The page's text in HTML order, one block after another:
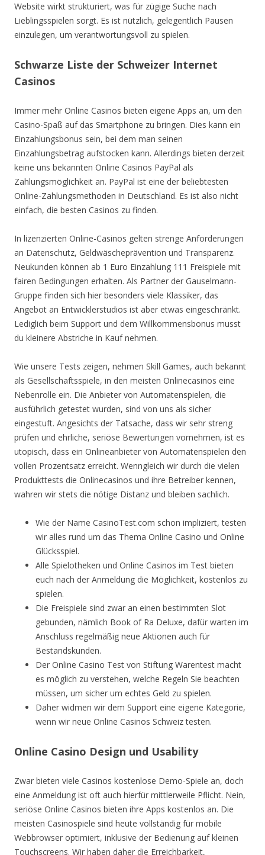
Website wirkt strukturiert, was für zügige Suche nach
Lieblingsspielen sorgt. Es ist nützlich, gelegentlich Pausen
einzulegen, um verantwortungsvoll zu spielen.
Schwarze Liste der Schweizer Internet
Casinos
Immer mehr Online Casinos bieten eigene Apps an, um den
Casino-Spaß auf das Smartphone zu bringen. Dies kann ein
Einzahlungsbonus sein, bei dem man seinen
Einzahlungsbetrag aufstocken kann. Allerdings bieten derzeit
keine uns bekannten Online Casinos PayPal als
Zahlungsmöglichkeit an. PayPal ist eine der beliebtesten
Online-Zahlungsmethoden in Deutschland. Es ist also nicht
einfach, die besten Casinos zu finden.
In lizenzierten Online-Casinos gelten strenge Anforderungen
an Datenschutz, Geldwäscheprävention und Transparenz.
Neukunden können ab 1 Euro Einzahlung 111 Freispiele mit
fairen Bedingungen erhalten. Als Partner der Gauselmann-
Gruppe finden sich hier besonders viele Klassiker, das
Angebot an Entwicklerstudios ist aber etwas eingeschränkt.
Lediglich beim Support und dem Willkommensbonus musst
du kleinere Abstriche in Kauf nehmen.
Wie unsere Tests zeigen, nehmen Skill Games, auch bekannt
als Gesellschaftsspiele, in den meisten Onlinecasinos eine
Nebenrolle ein. Die Anbieter von Automatenspielen, die
ausführlich getestet wurden, sind von uns als sicher
eingestuft. Angesichts der Tatsache, dass wir sehr streng
prüfen und ehrliche, seriöse Bewertungen vornehmen, ist es
utopisch, dass ein Onlineanbieter von Automatenspielen den
vollen Prozentsatz erreicht. Wenngleich wir durch die vielen
Produkttests die Onlinecasinos und ihre Betreiber kennen,
wahren wir stets die nötige Distanz und bleiben sachlich.
Wie der Name CasinoTest.com schon impliziert, testen
wir alles rund um das Thema Online Casino und Online
Glücksspiel.
Alle Spielotheken und Online Casinos im Test bieten
euch nach der Anmeldung die Möglichkeit, kostenlos zu
spielen.
Die Freispiele sind zwar an einen bestimmten Slot
gebunden, nämlich Book of Ra Deluxe, dafür warten im
Anschluss regelmäßig neue Aktionen auch für
Bestandskunden.
Der Online Casino Test von Stiftung Warentest macht
es möglich zu verstehen, welche Regeln Sie beachten
müssen, um sicher um echtes Geld zu spielen.
Daher widmen wir dem Support eine eigene Kategorie,
wenn wir neue Online Casinos Schweiz testen.
Online Casino Design und Usability
Zwar bieten viele Casinos kostenlose Demo-Spiele an, doch
eine Anmeldung ist oft auch hierfür mittlerweile Pflicht. Nein,
seriöse Online Casinos bieten ihre Apps kostenlos an. Die
meisten Casinospiele sind heute vollständig für mobile
Webbrowser optimiert, inklusive der Bedienung auf kleinen
Touchscreens. Wir haben daher die Erreichbarkeit,